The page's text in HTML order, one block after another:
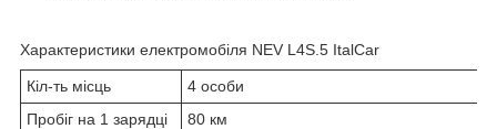
Характеристики електромобіля NEV L4S.5 ItalCar
Кіл-ть місць
4 особи
Пробіг на 1 зарядці
80 км